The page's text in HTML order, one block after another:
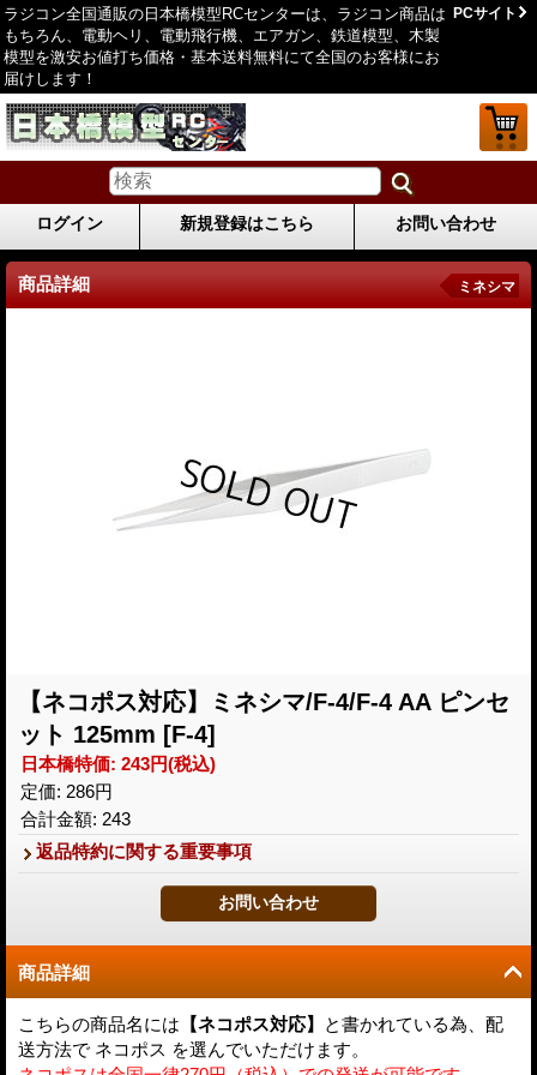
ラジコン全国通販の日本橋模型RCセンターは、ラジコン商品は
もちろん、電動ヘリ、電動飛行機、エアガン、鉄道模型、木製
模型を激安お値打ち価格・基本送料無料にて全国のお客様にお
届けします！
PCサイト
ログイン 新規登録はこちら お問い合わせ
商品詳細 ミネシマ
【ネコポス対応】ミネシマ/F-4/F-4 AA ピンセ
ット 125mm [F-4]
日本橋特価: 243円(税込)
定価: 286円
合計金額: 243
返品特約に関する重要事項
商品詳細
こちらの商品名には 【ネコポス対応】
と書かれている為、配
送方法で ネコポス を選んでいただけます。